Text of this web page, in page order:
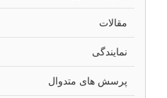
مقالات
نمایندگی
پرسش های متدوال